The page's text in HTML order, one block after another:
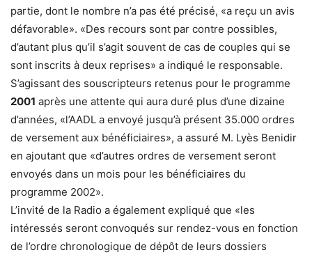
partie, dont le nombre n’a pas été précisé, «a reçu un avis
défavorable». «Des recours sont par contre possibles,
d’autant plus qu’il s’agit souvent de cas de couples qui se
sont inscrits à deux reprises» a indiqué le responsable.
S’agissant des souscripteurs retenus pour le programme
2001 après une attente qui aura duré plus d’une dizaine
d’années, «l’AADL a envoyé jusqu’à présent 35.000 ordres
de versement aux bénéficiaires», a assuré M. Lyès Benidir
en ajoutant que «d’autres ordres de versement seront
envoyés dans un mois pour les bénéficiaires du
programme 2002».
L’invité de la Radio a également expliqué que «les
intéressés seront convoqués sur rendez-vous en fonction
de l’ordre chronologique de dépôt de leurs dossiers